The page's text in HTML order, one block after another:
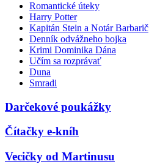
Romantické úteky
Harry Potter
Kapitán Stein a Notár Barbarič
Denník odvážneho bojka
Krimi Dominika Dána
Učím sa rozprávať
Duna
Smradi
Darčekové poukážky
Čítačky e-kníh
Vecičky od Martinusu